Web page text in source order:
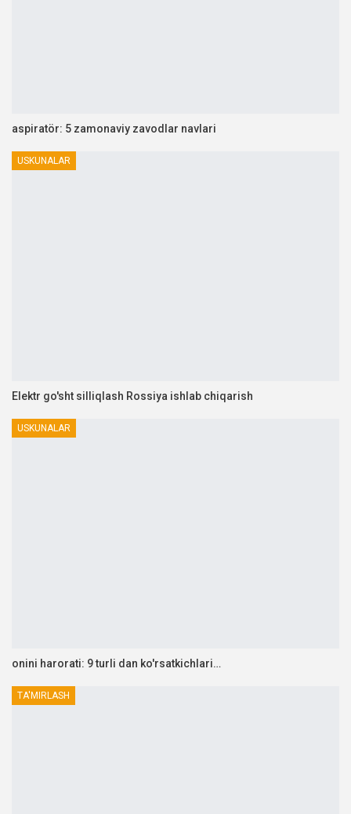
aspiratör: 5 zamonaviy zavodlar navlari
USKUNALAR
Elektr go'sht silliqlash Rossiya ishlab chiqarish
USKUNALAR
onini harorati: 9 turli dan ko'rsatkichlari…
TA'MIRLASH